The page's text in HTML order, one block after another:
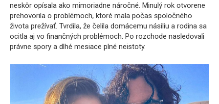
neskôr opísala ako mimoriadne náročné. Minulý rok otvorene
prehovorila o problémoch, ktoré mala počas spoločného
života prežívať. Tvrdila, že čelila domácemu násiliu a rodina sa
ocitla aj vo finančných problémoch. Po rozchode nasledovali
právne spory a dlhé mesiace plné neistoty.